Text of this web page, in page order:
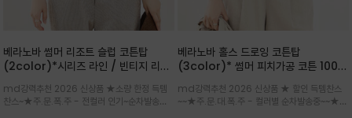
베라노바 썸머 리조트 슬럽 코튼탑
(2color)*시리즈 라인 / 빈티지 리조
는 가벼운 코튼 터치의 반팔 티셔츠입니
다
md강력추천 2026 신상품 ★소량 한정 득템
찬스~★주.문.폭.주 - 전컬러 인기~순차발송중
베라노바 홀스 드로잉 코튼탑
(3color)* 썸머 피치가공 코튼 100프
의 미를 살려 말의 윤곽선만 스케치하여
감성을 담은 아이템
md강력추천 2026 신상품 ★ 할인 득템찬스
~~★주.문.대.폭.주 - 컬러별 순차발송중~~★프